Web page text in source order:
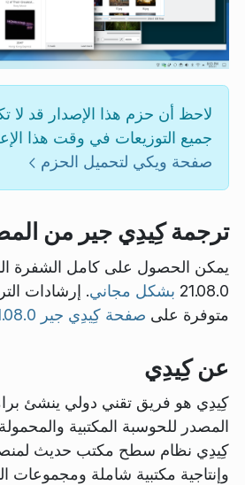
لاحظ أن حزم هذا الإصدار قد لا
جميع التوزيعات في وقت هذا
صفحة ويكي لتحميل الحزم
ترجمة كِيدِي جير من
يمكن الحصول على كامل الشفرة
21.08.0 بشكل مجاني. إرشادات
متوفرة على صفحة كِيدِي جير 21.08.0
عن كِيدِي
كِيدِي هو فريق تقني دولي ينشئ
المصدر للحوسبة المكتبية
كِيدِي نظام سطح مكتب حديث
وإنتاجية مكتبية شاملة ومجموعات